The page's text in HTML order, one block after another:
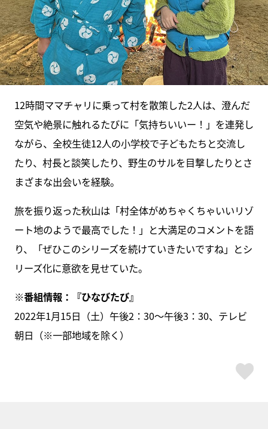
12時間ママチャリに乗って村を散策した2人は、澄んだ
空気や絶景に触れるたびに「気持ちいいー！」を連発し
ながら、全校生徒12人の小学校で子どもたちと交流し
たり、村長と談笑したり、野生のサルを目撃したりとさ
まざまな出会いを経験。
旅を振り返った秋山は「村全体がめちゃくちゃいいリゾ
ート地のようで最高でした！」と大満足のコメントを語
り、「ぜひこのシリーズを続けていきたいですね」とシ
リーズ化に意欲を見せていた。
※番組情報：『ひなびたび』
2022年1月15日（土）午後2：30～午後3：30、テレビ
朝日（※一部地域を除く）